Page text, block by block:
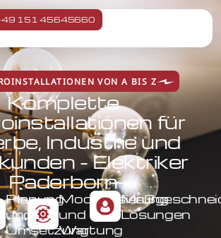
151 45645660
VON A BIS Z
Komplette
für
Industrie und
- Elektriker
Paderborn
Planung
und
Umsetzung
Modernisierung
und
Wartung
Lösungen